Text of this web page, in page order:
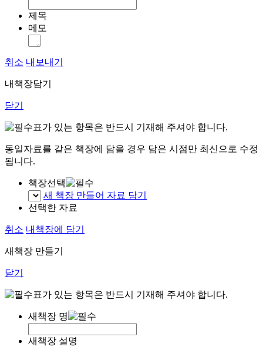
제목
메모
취소 내보내기
내책장담기
닫기
표가 있는 항목은 반드시 기재해 주셔야 합니다.
동일자료를 같은 책장에 담을 경우 담은 시점만 최신으로 수정
됩니다.
책장선택
새 책장 만들어 자료 담기
선택한 자료
취소 내책장에 담기
새책장 만들기
닫기
표가 있는 항목은 반드시 기재해 주셔야 합니다.
새책장 명
새책장 설명